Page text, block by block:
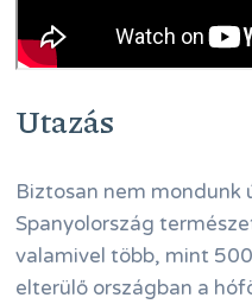
Utazás
Biztosan nem mondunk
Spanyolország
valamivel több, mint
elterülő országban a